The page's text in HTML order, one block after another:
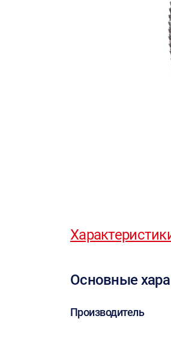
Основные
Производитель